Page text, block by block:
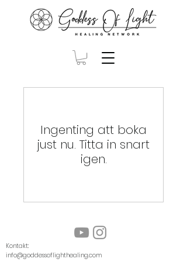
Ingenting att boka
just nu. Titta in snart
igen.
Kontakt:
info@goddessoflighthealing.com